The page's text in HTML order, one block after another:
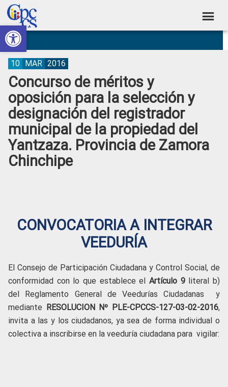
Abrir barra de herramientas
Skip
to
primary
navigation
Skip
to
main
content
Skip
to
primary
sidebar
Skip
to
footer
Consejo
de
Participación
Ciudadana
Control
Social
Construyendo
Poder
Ciudadano
Concurso de méritos y
oposición para la selección y
designación del registrador
municipal de la propiedad del
Yantzaza. Provincia de Zamora
Chinchipe
10 MAR 2016
CONVOCATORIA A INTEGRAR
VEEDURÍA
El Consejo de Participación Ciudadana y Control Social, de
conformidad con lo que establece el Artículo 9 literal b)
del Reglamento General de Veedurías Ciudadanas y
mediante RESOLUCION Nº PLE-CPCCS-127-03-02-2016,
invita a las y los ciudadanos, ya sea de forma individual o
colectiva a inscribirse en la veeduría ciudadana para vigilar: